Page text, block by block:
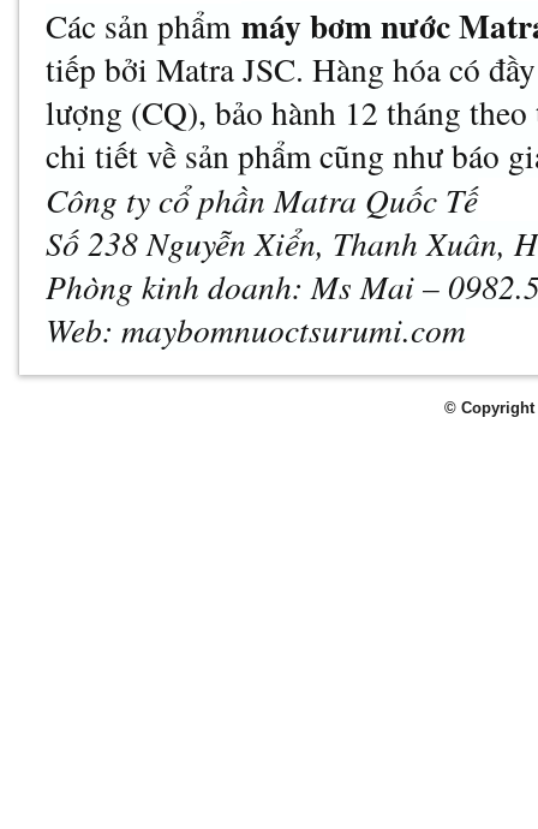
Các sản phẩmmáy bơm nước
tiếp bởi Matra JSC. Hàng hóa có
lượng (CQ), bảo hành 12 tháng
chi tiết về sản phẩm cũng như báo
Công ty cổ phần Matra Quốc Tế
Số 238 Nguyễn Xiển, Thanh Xuân,
Phòng kinh doanh: Ms Mai –
Web: maybomnuoctsurumi.com
© Copyright